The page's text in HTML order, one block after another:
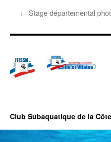
← Stage départemental
Club Subaquatique de la